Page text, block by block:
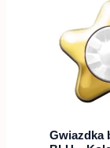
Gwiazdka
ma
wiele
wariantów.
Opcje
wybrać